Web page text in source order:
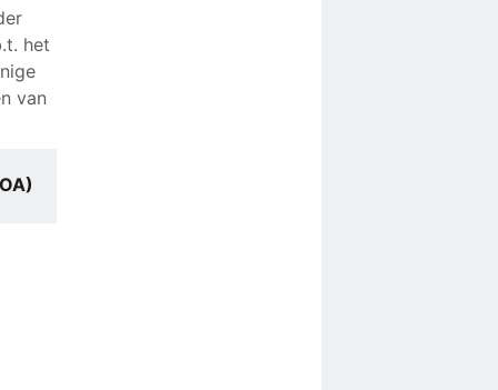
het
van